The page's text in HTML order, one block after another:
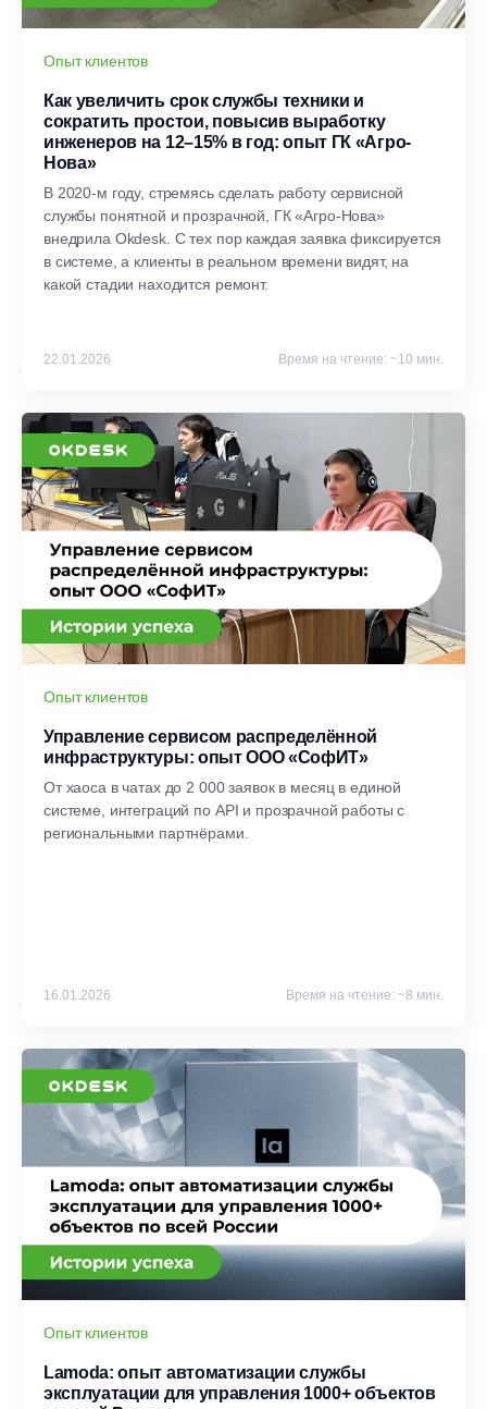
Опыт клиентов
Как увеличить срок службы техники и
сократить простои, повысив выработку
инженеров на 12–15% в год: опыт ГК «Агро-
Нова»
В 2020-м году, стремясь сделать работу сервисной
службы понятной и прозрачной, ГК «Агро-Нова»
внедрила Okdesk. С тех пор каждая заявка фиксируется
в системе, а клиенты в реальном времени видят, на
какой стадии находится ремонт.
22.01.2026 Время на чтение: ~10 мин.
Опыт клиентов
Управление сервисом распределённой
инфраструктуры: опыт ООО «СофИТ»
От хаоса в чатах до 2 000 заявок в месяц в единой
системе, интеграций по API и прозрачной работы с
региональными партнёрами.
16.01.2026 Время на чтение: ~8 мин.
Опыт клиентов
Lamoda: опыт автоматизации службы
эксплуатации для управления 1000+ объектов